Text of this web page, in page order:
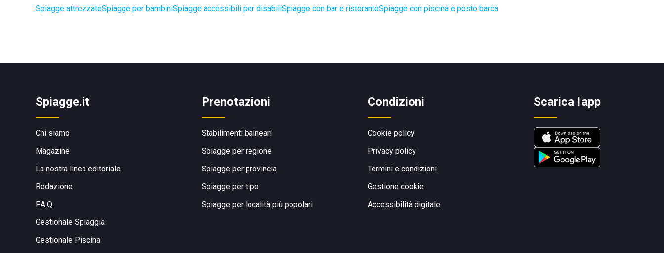
Spiagge attrezzateSpiagge per bambiniSpiagge accessibili per disabiliSpiagge con bar e ristoranteSpiagge con piscina e posto barca
Spiagge.it
Chi siamo
Magazine
La nostra linea editoriale
Redazione
F.A.Q.
Gestionale Spiaggia
Gestionale Piscina
Prenotazioni
Stabilimenti balneari
Spiagge per regione
Spiagge per provincia
Spiagge per tipo
Spiagge per località più popolari
Condizioni
Cookie policy
Privacy policy
Termini e condizioni
Gestione cookie
Accessibilità digitale
Scarica l'app